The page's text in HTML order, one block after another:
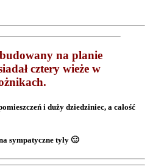
na planie
cztery wieże w
i duży dziedziniec, a całość
sympatyczne tyły 🙂